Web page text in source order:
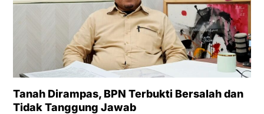
Tanah Dirampas, BPN Terbukti Bersalah dan
Tidak Tanggung Jawab